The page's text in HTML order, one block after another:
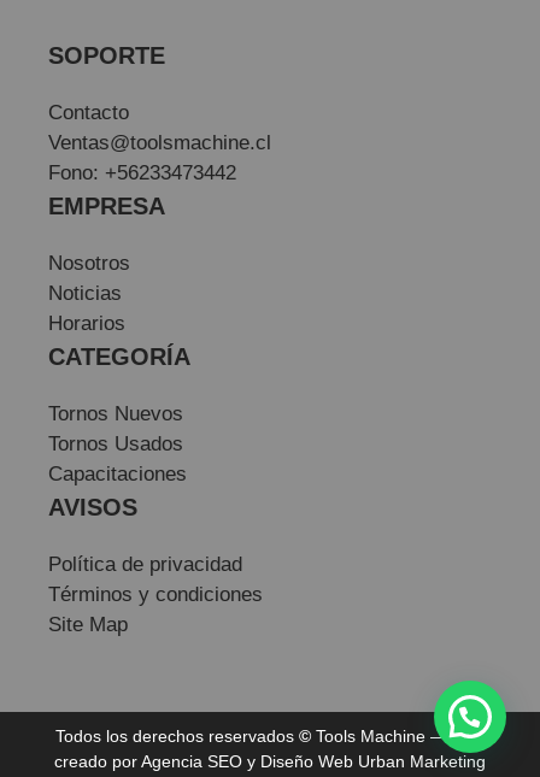
SOPORTE
Contacto
Ventas@toolsmachine.cl
Fono: +56233473442
EMPRESA
Nosotros
Noticias
Horarios
CATEGORÍA
Tornos Nuevos
Tornos Usados
Capacitaciones
AVISOS
Política de privacidad
Términos y condiciones
Site Map
Todos los derechos reservados © Tools Machine — Sitio
creado porAgencia SEO y Diseño Web Urban Marketing